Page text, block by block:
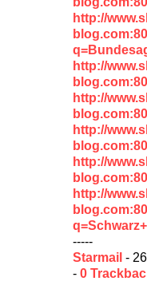
http://
http://
http://
http://
http://
http://
-----
Starmail -
- 0